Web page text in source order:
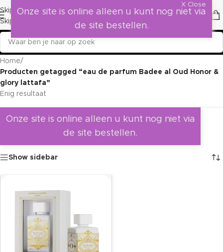
Skip to navigation
Skip to main content
Home/
Producten getagged “eau de parfum Badee al Oud Honor &
glory lattafa”
Enig resultaat
Onze site is online alleen u kunt nog niet via
de site bestellen.
Show sidebar
X Close
Onze site is online alleen u kunt nog niet via
de site bestellen.